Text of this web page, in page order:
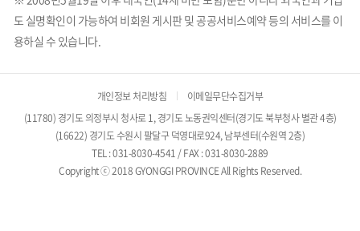
도 실명확인이 가능하여 비회원 게시판 및 공공서비스예약 등의 서비스를 이
용하실 수 있습니다.
개인정보 처리방침
이메일무단수집거부
(11780) 경기도 의정부시 청사로 1, 경기도 노동권익센터(경기도 북부청사 별관 4층)
(16622) 경기도 수원시 팔달구 덕영대로924, 남부센터(수원역 2층)
TEL : 031-8030-4541 / FAX : 031-8030-2889
Copyright ⓒ 2018 GYONGGI PROVINCE All Rights Reserved.